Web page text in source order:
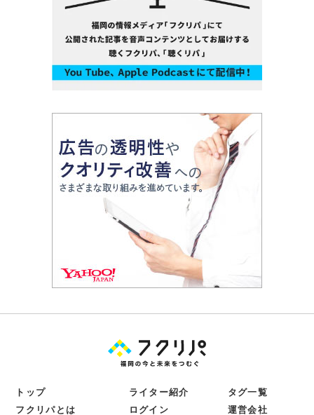
トップ ライター紹介
タグ一覧
フクリパとは
ログイン 運営会社